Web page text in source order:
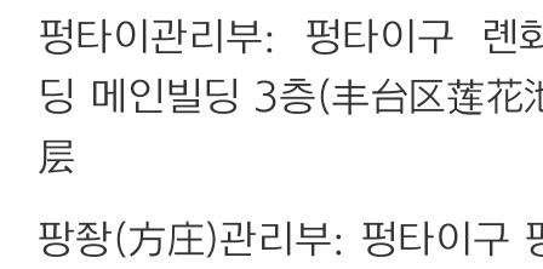
펑타이관리부: 펑타이구 롄
딩 메인빌딩 3층(丰台区莲
层
팡좡(方庄)관리부: 펑타이구